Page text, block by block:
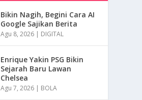
Bikin Nagih, Begini Cara AI
Google Sajikan Berita
Agu 8, 2026 | DIGITAL
Enrique Yakin PSG Bikin
Sejarah Baru Lawan
Chelsea
Agu 7, 2026 | BOLA